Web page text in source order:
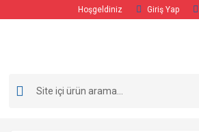
Hoşgeldiniz Giriş Yap